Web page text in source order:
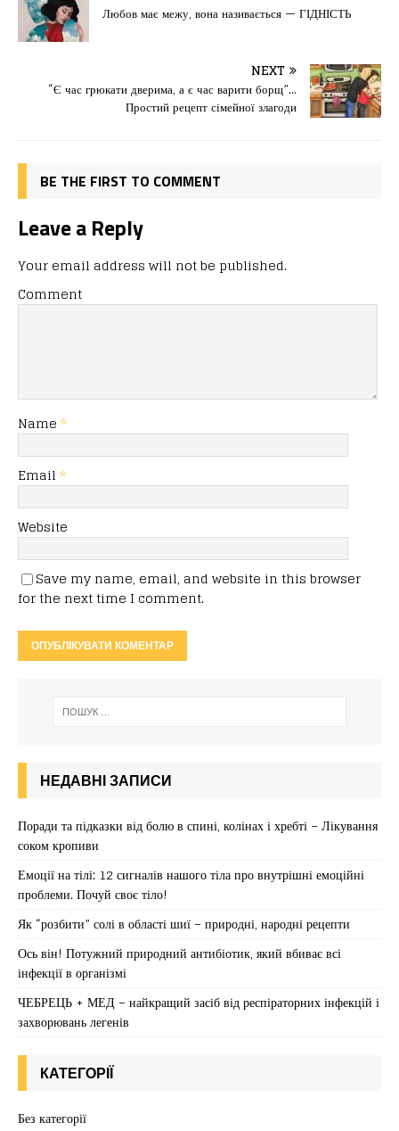
e
b
o
o
o
d
o
n
l и
ис
я
Любов має межу, вона називається — ГІДНІСТЬ
NEXT
“Є час грюкати дверима, а є час варити борщ”…
Простий рецепт сімейної злагоди
BE THE FIRST TO COMMENT
Leave a Reply
Your email address will not be published.
Comment
Name *
Email *
Website
Save my name, email, and website in this browser
for the next time I comment.
НЕДАВНІ ЗАПИСИ
Поради та підказки від болю в спині, колінах і хребті – Лікування
соком кропиви
Емоції на тілі: 12 сигналів нашого тіла про внутрішні емоційні
проблеми. Почуй своє тіло!
Як “розбити” солі в області шиї – природні, народні рецепти
Ось він! Потужний природний антибіотик, який вбиває всі
інфекції в організмі
ЧЕБРЕЦЬ + МЕД – найкращий засіб від респіраторних інфекцій і
захворювань легенів
КАТЕГОРІЇ
Без категорії